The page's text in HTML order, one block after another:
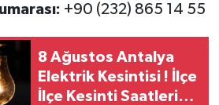
+90 (232) 865 14 55
8 Ağustos Antalya
Elektrik Kesintisi ! İlçe
İlçe Kesinti Saatleri